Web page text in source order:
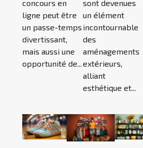
concours en
ligne peut être
un passe-temps
divertissant,
mais aussi une
opportunité de...
sont devenues
un élément
incontournable
des
aménagements
extérieurs,
alliant
esthétique et...